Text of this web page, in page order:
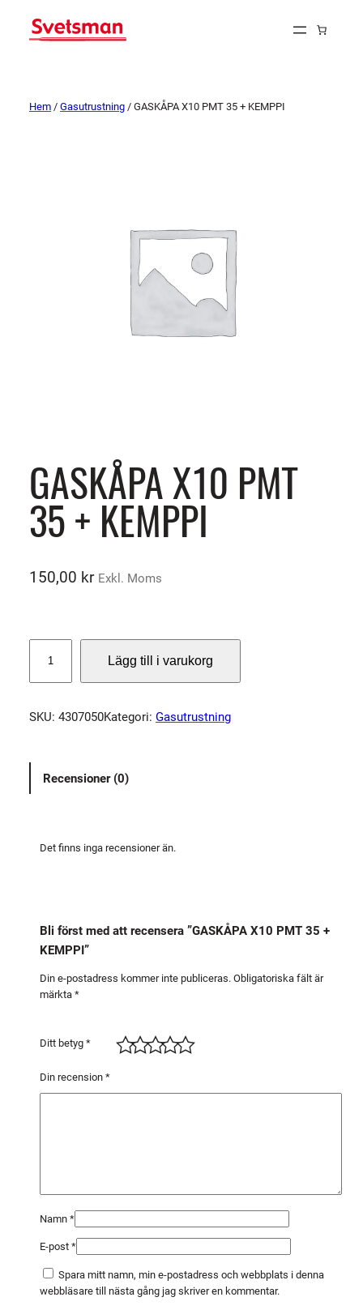
Hem / Gasutrustning / GASKÅPA X10 PMT 35 + KEMPPI
GASKÅPA X10 PMT
35 + KEMPPI
150,00 kr Exkl. Moms
S
Å
A
Lägg till i varukorg
SKU: 4307050Kategori: Gasutrustning
Recensioner (0)
Det finns inga recensioner än.
Bli först med att recensera ”GASKÅPA X10 PMT 35 +
KEMPPI”
Din e-postadress kommer inte publiceras. Obligatoriska fält är
märkta *
Ditt betyg *
Din recension *
Namn *
E-post *
Spara mitt namn, min e-postadress och webbplats i denna
webbläsare till nästa gång jag skriver en kommentar.